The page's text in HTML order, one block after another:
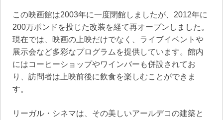
この映画館は2003年に一度閉館しましたが、2012年に
200万ポンドを投じた改装を経て再オープンしました。​
現在では、映画の上映だけでなく、ライブイベントや
展示会など多彩なプログラムを提供しています。​館内
にはコーヒーショップやワインバーも併設されてお
り、訪問者は上映前後に飲食を楽しむことができま
す。 ​
リーガル・シネマは、その美しいアールデコの建築と